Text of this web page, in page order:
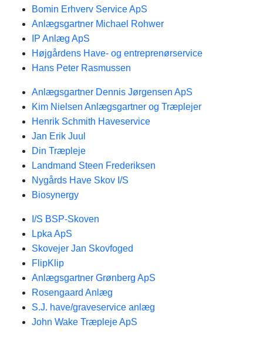
Bomin Erhverv Service ApS
Anlægsgartner Michael Rohwer
IP Anlæg ApS
Højgårdens Have- og entreprenørservice
Hans Peter Rasmussen
Anlægsgartner Dennis Jørgensen ApS
Kim Nielsen Anlægsgartner og Træplejer
Henrik Schmith Haveservice
Jan Erik Juul
Din Træpleje
Landmand Steen Frederiksen
Nygårds Have Skov I/S
Biosynergy
I/S BSP-Skoven
Lpka ApS
Skovejer Jan Skovfoged
FlipKlip
Anlægsgartner Grønberg ApS
Rosengaard Anlæg
S.J. have/graveservice anlæg
John Wake Træpleje ApS